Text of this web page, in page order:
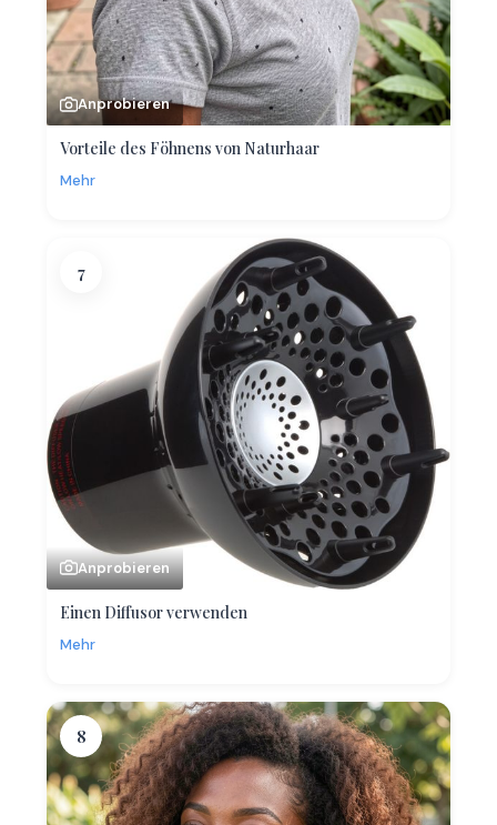
Anprobieren
Vorteile des Föhnens von Naturhaar
Mehr
7
Anprobieren
Einen Diffusor verwenden
Mehr
8